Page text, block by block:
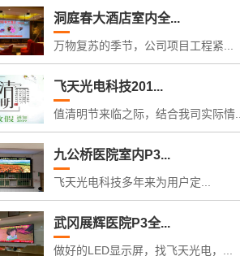
洞庭春大酒店室内全...
万物复苏的季节，公司项目工程紧...
飞天光电科技201...
值清明节来临之际，结合我司实际情...
九公桥医院室内P3...
飞天光电科技多年来为用户定...
武冈展辉医院P3全...
做好的LED显示屏，找飞天光电，...